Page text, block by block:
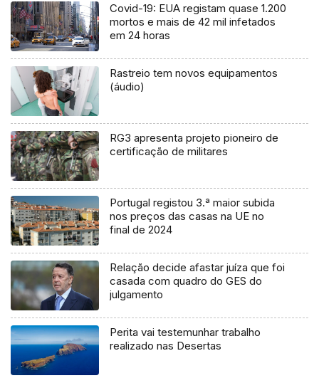
Covid-19: EUA registam quase 1.200
mortos e mais de 42 mil infetados
em 24 horas
Rastreio tem novos equipamentos
(áudio)
RG3 apresenta projeto pioneiro de
certificação de militares
Portugal registou 3.ª maior subida
nos preços das casas na UE no
final de 2024
Relação decide afastar juíza que foi
casada com quadro do GES do
julgamento
Perita vai testemunhar trabalho
realizado nas Desertas